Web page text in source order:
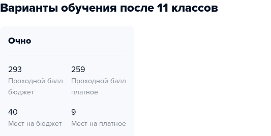
Варианты обучения после 11 классов
очно
293
Проходной балл
бюджет
259
Проходной балл
платное
40
Мест на бюджет
9
Мест на платное